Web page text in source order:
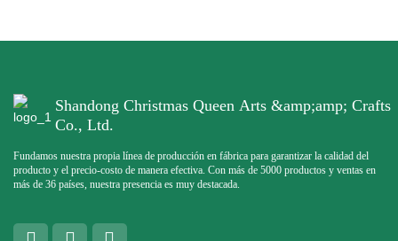
Shandong Christmas Queen Arts &amp;amp; Crafts
Co., Ltd.
Fundamos nuestra propia línea de producción en fábrica para garantizar la calidad del
producto y el precio-costo de manera efectiva. Con más de 5000 productos y ventas en
más de 36 países, nuestra presencia es muy destacada.